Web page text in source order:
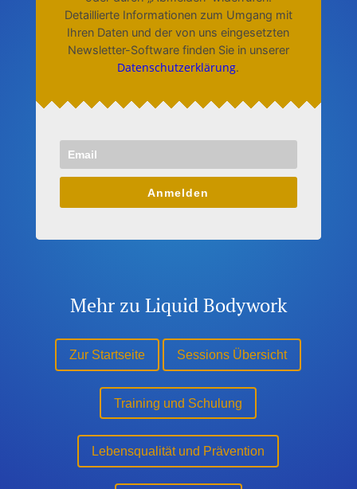
Detaillierte Informationen zum Umgang mit
Ihren Daten und der von uns eingesetzten
Newsletter-Software finden Sie in unserer
Datenschutzerklärung.
Anmelden
Mehr zu Liquid Bodywork
Zur Startseite Sessions Übersicht
Training und Schulung
Lebensqualität und Prävention